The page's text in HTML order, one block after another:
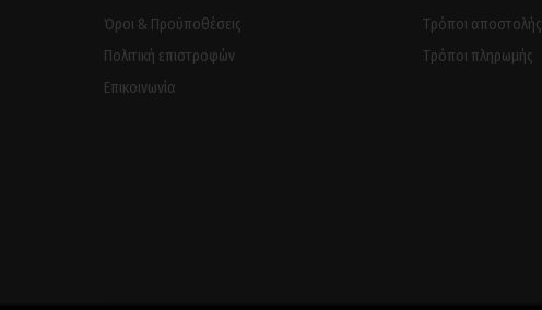
Όροι & Προϋποθέσεις
Πολιτική επιστροφών
Επικοινωνία
Tρόποι αποστολής
Tρόποι πληρωμής